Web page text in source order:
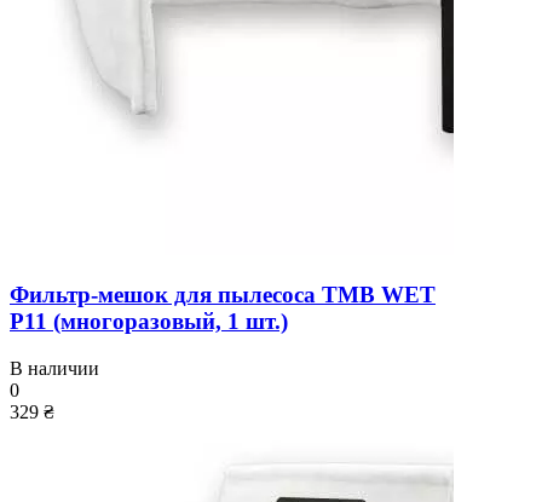
Фильтр-мешок для пылесоса TMB WET
P11 (многоразовый, 1 шт.)
В наличии
0
329 ₴